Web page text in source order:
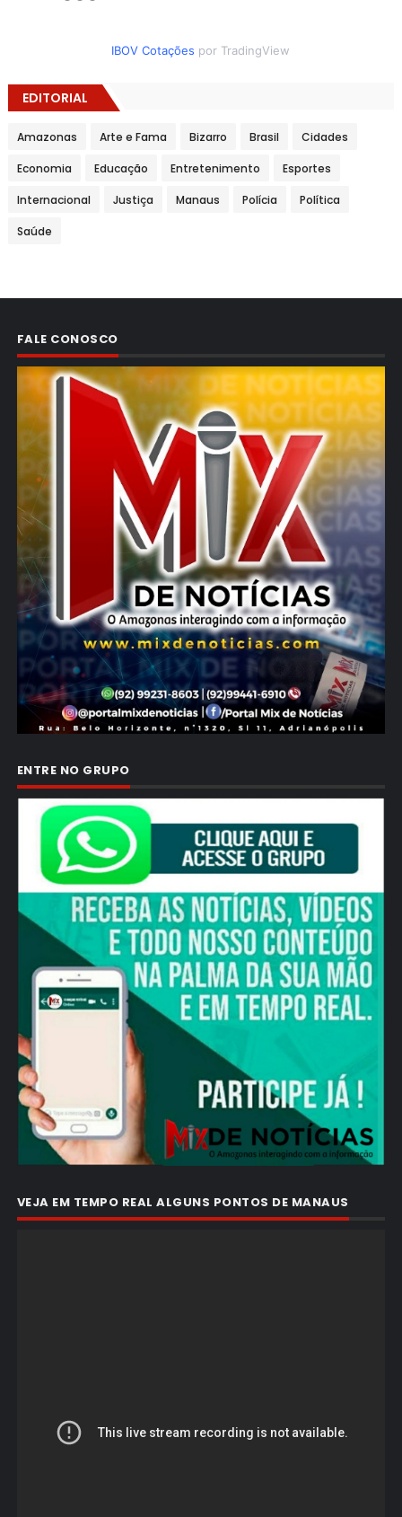
IBOV Cotações por TradingView
EDITORIAL
Amazonas Arte e Fama Bizarro Brasil Cidades
Economia Educação Entretenimento Esportes
Internacional Justiça Manaus Polícia Política
Saúde
FALE CONOSCO
ENTRE NO GRUPO
VEJA EM TEMPO REAL ALGUNS PONTOS DE MANAUS